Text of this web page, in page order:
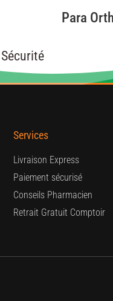
Para
Services
Livraison Express
Paiement sécurisé
Conseils Pharmacien
Retrait Gratuit Comptoir